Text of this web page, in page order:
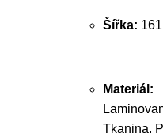
Šířka:
Materiál:
Tkanina,